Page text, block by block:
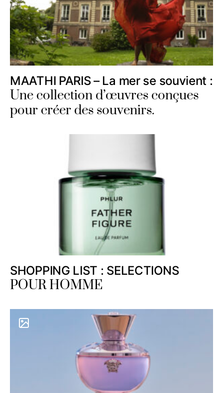
MAATHI PARIS – La mer se souvient :
Une collection d’œuvres conçues
pour créer des souvenirs.
SHOPPING LIST : SELECTIONS
POUR HOMME